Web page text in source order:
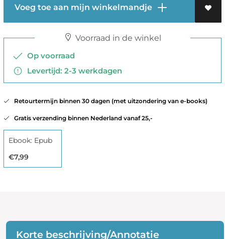
Voeg toe aan mijn winkelmandje
Voorraad in de winkel
Op voorraad
Levertijd: 2-3 werkdagen
Retourtermijn binnen 30 dagen (met uitzondering van e-books)
Gratis verzending binnen Nederland vanaf 25,-
Ebook: Epub
€7,99
Korte beschrijving/Annotatie